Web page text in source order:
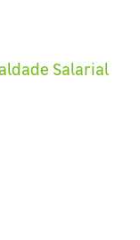
Salarial